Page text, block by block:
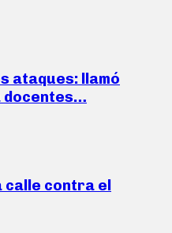
ataques: llamó
docentes…
calle contra el